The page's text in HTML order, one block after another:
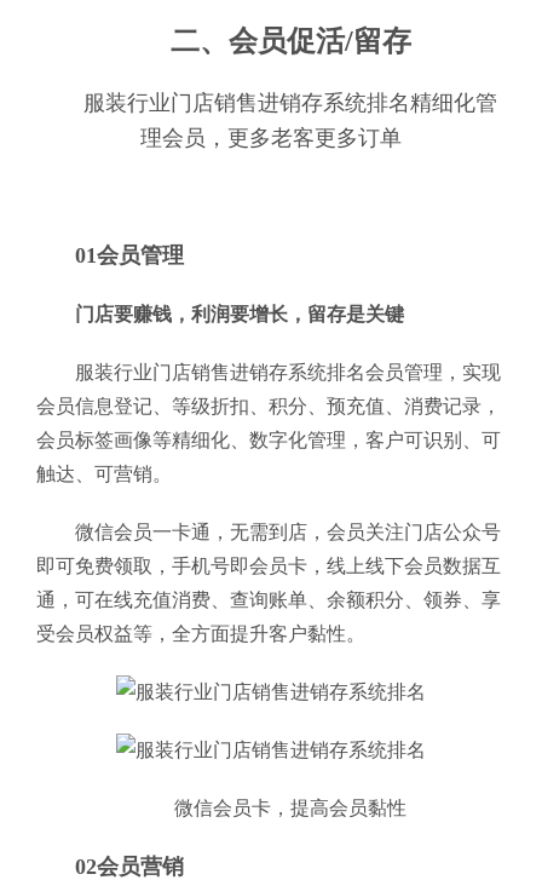
二、会员促活/留存
服装行业门店销售进销存系统排名精细化管
理会员，更多老客更多订单
01会员管理
门店要赚钱，利润要增长，留存是关键
服装行业门店销售进销存系统排名会员管理，实现
会员信息登记、等级折扣、积分、预充值、消费记录，
会员标签画像等精细化、数字化管理，客户可识别、可
触达、可营销。
微信会员一卡通，无需到店，会员关注门店公众号
即可免费领取，手机号即会员卡，线上线下会员数据互
通，可在线充值消费、查询账单、余额积分、领券、享
受会员权益等，全方面提升客户黏性。
微信会员卡，提高会员黏性
02会员营销